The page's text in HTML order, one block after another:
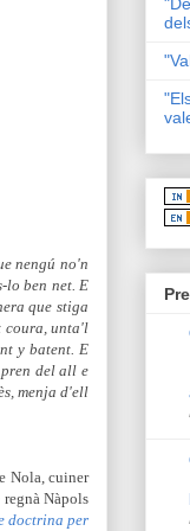
nengú no'n
lo ben net. E
que stiga
coura, unta'l
y batent. E
del all e
menja d'ell
Nola, cuiner
Nàpols
doctrina per